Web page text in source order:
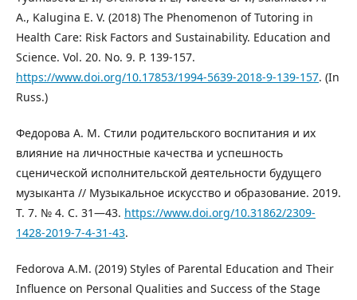
A., Kalugina E. V. (2018) The Phenomenon of Tutoring in
Health Care: Risk Factors and Sustainability. Education and
Science. Vol. 20. No. 9. P. 139-157.
https://www.doi.org/10.17853/1994-5639-2018-9-139-157. (In
Russ.)
Федорова А. М. Стили родительского воспитания и их
влияние на личностные качества и успешность
сценической исполнительской деятельности будущего
музыканта // Музыкальное искусство и образование. 2019.
Т. 7. № 4. С. 31—43. https://www.doi.org/10.31862/2309-
1428-2019-7-4-31-43.
Fedorova A.M. (2019) Styles of Parental Education and Their
Influence on Personal Qualities and Success of the Stage